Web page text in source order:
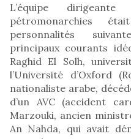
L’équipe
pétromonarchies
personnalités
principaux courants
Raghid El Solh,
l’Université d’Oxford
nationaliste arabe,
d’un AVC (accident
Marzouki, ancien
An Nahda, qui avait